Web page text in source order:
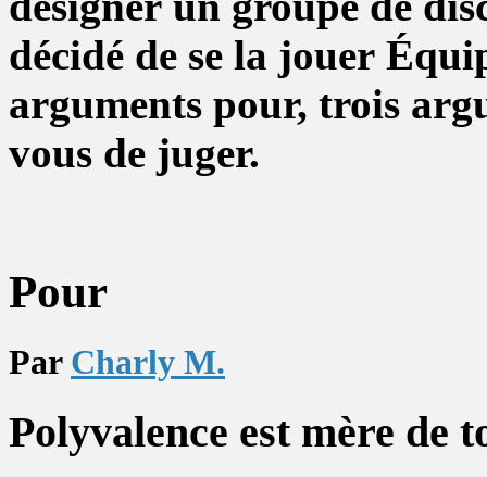
décidé de se la jouer
arguments pour, trois
vous de juger.
Pour
Par Charly M.
Polyvalence est mère de